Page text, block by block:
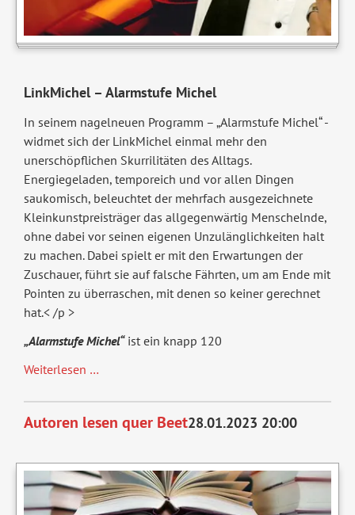
LinkMichel – Alarmstufe Michel
In seinem nagelneuen Programm – „Alarmstufe Michel“ -
widmet sich der LinkMichel einmal mehr den
unerschöpflichen Skurrilitäten des Alltags.
Energiegeladen, temporeich und vor allen Dingen
saukomisch, beleuchtet der mehrfach ausgezeichnete
Kleinkunstpreisträger das allgegenwärtig Menschelnde,
ohne dabei vor seinen eigenen Unzulänglichkeiten halt
zu machen. Dabei spielt er mit den Erwartungen der
Zuschauer, führt sie auf falsche Fährten, um am Ende mit
Pointen zu überraschen, mit denen so keiner gerechnet
hat.< /p >
„Alarmstufe Michel“ist ein knapp 120
Weiterlesen …
Autoren lesen quer Beet28.01.2023 20:00